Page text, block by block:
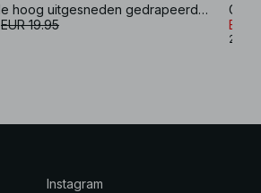
Glanzende hoog uitgesneden gedrapeerde bikinislip
EUR 19.95
EUR
2
Instagram